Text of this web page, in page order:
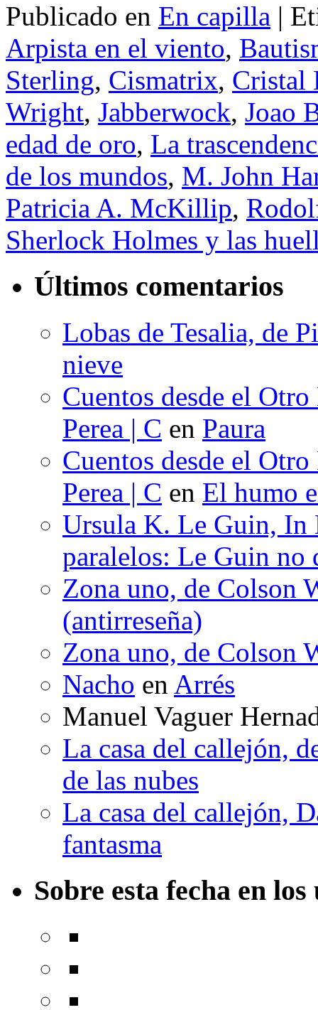
Publicado en En capilla |
Arpista en el viento,
Sterling, Cismatrix, Cristal
Wright, Jabberwock, Joao
edad de oro, La
de los mundos, M. John
Patricia A. McKillip,
Sherlock Holmes y las
Últimos comentarios
Lobas de Tesalia, de
nieve
Cuentos desde el
Perea | C en Paura
Cuentos desde el
Perea | C en El humo
Ursula K. Le Guin, In
paralelos: Le Guin no
Zona uno, de Colson
(antirreseña)
Zona uno, de Colson
Nacho en Arrés
Manuel Vaguer
La casa del callejón,
de las nubes
La casa del callejón,
fantasma
Sobre esta fecha en